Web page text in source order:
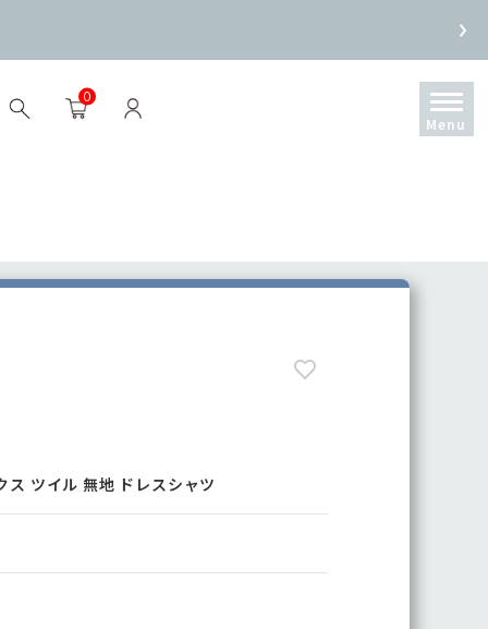
0
ツイル 無地 ドレスシャツ